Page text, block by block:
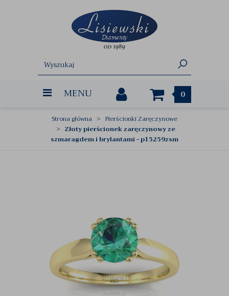
MENU 0
Strona główna
Pierścionki Zaręczynowe
Złoty pierścionek zaręczynowy ze
szmaragdem i brylantami - p15259zsm